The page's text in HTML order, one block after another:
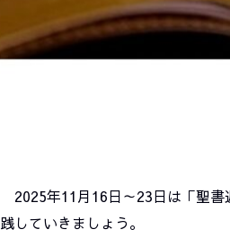
2025年11月16日～23日は「聖書
践していきましょう。